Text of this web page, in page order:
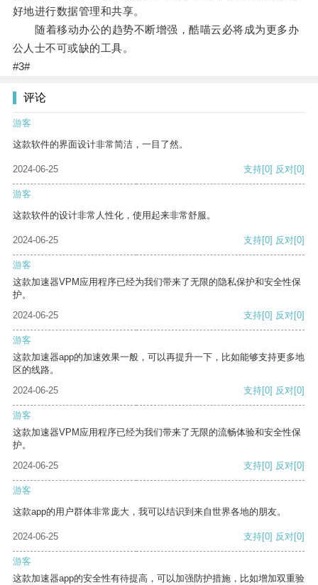
好地进行数据管理和共享。
随着移动办公的趋势不断增强，酷喵云必将成为更多办
公人士不可或缺的工具。
#3#
评论
游客
这款软件的界面设计非常简洁，一目了然。
2024-06-25 支持[0] 反对[0]
游客
这款软件的设计非常人性化，使用起来非常舒服。
2024-06-25 支持[0] 反对[0]
游客
这款加速器VPM应用程序已经为我们带来了无限的隐私保护和安全性保
护。
2024-06-25
支持[0] 反对[0]
游客
这款加速器app的加速效果一般，可以再提升一下，比如能够支持更多地
区的线路。
2024-06-25
支持[0] 反对[0]
游客
这款加速器VPM应用程序已经为我们带来了无限的流畅体验和安全性保
护。
2024-06-25
支持[0] 反对[0]
游客
这款app的用户群体非常庞大，我可以结识到来自世界各地的朋友。
2024-06-25 支持[0] 反对[0]
游客
这款加速器app的安全性有待提高，可以加强防护措施，比如增加双重验